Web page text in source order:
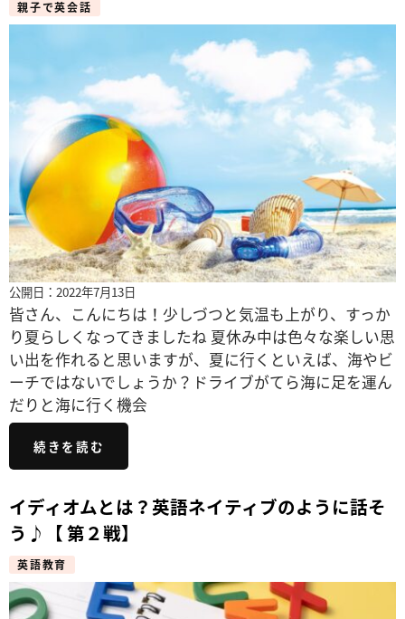
親子で英会話
公開日：2022年7月13日
皆さん、こんにちは！少しづつと気温も上がり、すっか
り夏らしくなってきましたね 夏休み中は色々な楽しい思
い出を作れると思いますが、夏に行くといえば、海やビ
ーチではないでしょうか？ドライブがてら海に足を運ん
だりと海に行く機会
続きを読む
イディオムとは？英語ネイティブのように話そ
う♪【 第２戦】
英語教育